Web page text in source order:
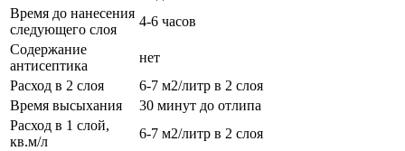
Время до нанесения
следующего слоя
4-6 часов
Содержание
антисептика
нет
Расход в 2 слоя
6-7 м2/литр в 2 слоя
Время высыхания
30 минут до отлипа
Расход в 1 слой,
кв.м/л
6-7 м2/литр в 2 слоя